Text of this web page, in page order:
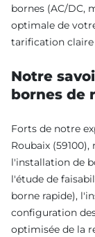
bornes (AC/DC,
optimale de
tarification
Notre
bornes de
Forts de notre
Roubaix
l'installation de
l'étude de
borne rapide),
configuration
optimisée de la